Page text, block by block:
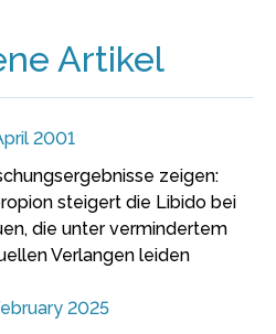
Artikel
2001
zeigen:
steigert die Libido bei
die unter vermindertem
Verlangen leiden
2025